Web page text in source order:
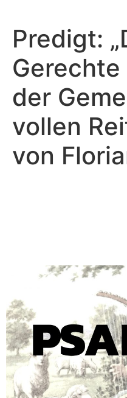
Predigt:
der
vollen
von